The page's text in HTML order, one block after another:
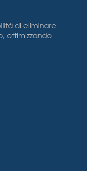
di eliminare
ottimizzando